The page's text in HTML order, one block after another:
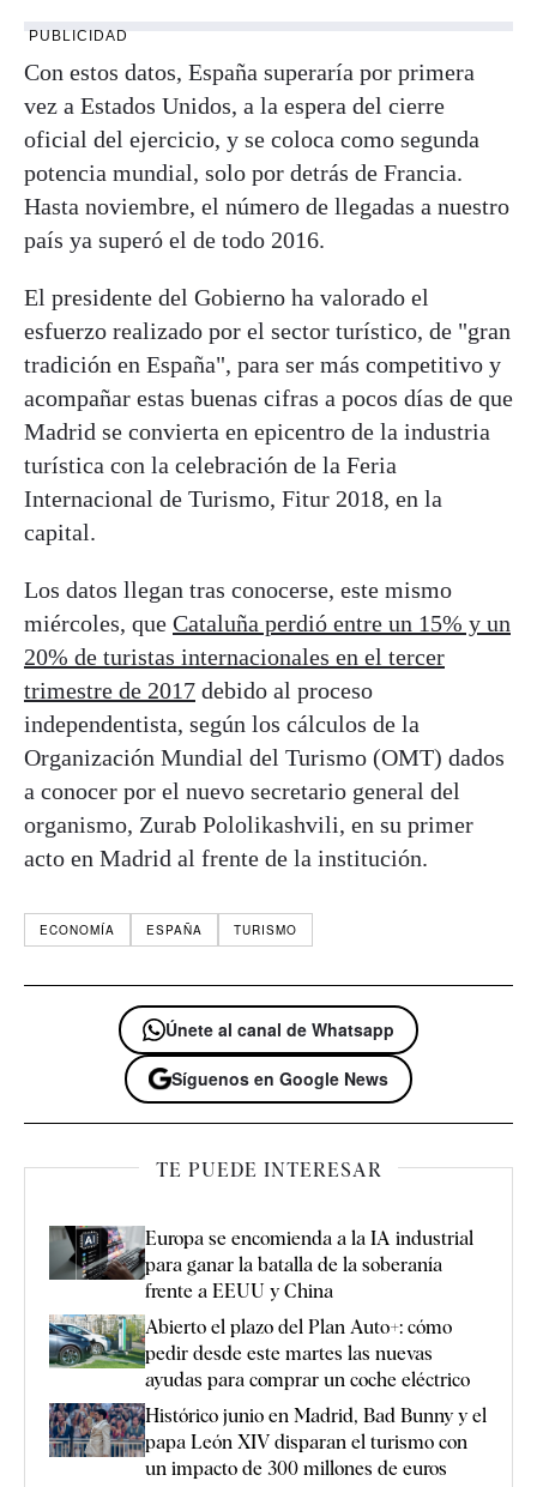
PUBLICIDAD
Con estos datos, España superaría por primera
vez a Estados Unidos, a la espera del cierre
oficial del ejercicio, y se coloca como segunda
potencia mundial, solo por detrás de Francia.
Hasta noviembre, el número de llegadas a nuestro
país ya superó el de todo 2016.
El presidente del Gobierno ha valorado el
esfuerzo realizado por el sector turístico, de "gran
tradición en España", para ser más competitivo y
acompañar estas buenas cifras a pocos días de que
Madrid se convierta en epicentro de la industria
turística con la celebración de la Feria
Internacional de Turismo, Fitur 2018, en la
capital.
Los datos llegan tras conocerse, este mismo
miércoles, que Cataluña perdió entre un 15% y un
20% de turistas internacionales en el tercer
trimestre de 2017 debido al proceso
independentista, según los cálculos de la
Organización Mundial del Turismo (OMT) dados
a conocer por el nuevo secretario general del
organismo, Zurab Pololikashvili, en su primer
acto en Madrid al frente de la institución.
ECONOMÍA ESPAÑA TURISMO
Únete al canal de Whatsapp
Síguenos en Google News
TE PUEDE INTERESAR
Europa se encomienda a la IA industrial
para ganar la batalla de la soberanía
frente a EEUU y China
Abierto el plazo del Plan Auto+: cómo
pedir desde este martes las nuevas
ayudas para comprar un coche eléctrico
Histórico junio en Madrid, Bad Bunny y el
papa León XIV disparan el turismo con
un impacto de 300 millones de euros